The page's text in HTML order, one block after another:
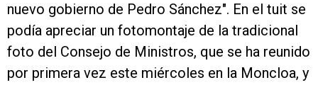
nuevo gobierno de Pedro Sánchez". En el tuit se
podía apreciar un fotomontaje de la tradicional
foto del Consejo de Ministros, que se ha reunido
por primera vez este miércoles en la Moncloa, y